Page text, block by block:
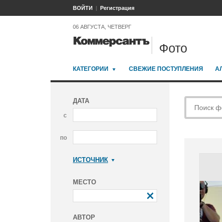
ВОЙТИ Регистрация
06 АВГУСТА, ЧЕТВЕРГ
Фото
КАТЕГОРИИ СВЕЖИЕ ПОСТУПЛЕНИЯ
ДАТА
с
по
ИСТОЧНИК
МЕСТО
АВТОР